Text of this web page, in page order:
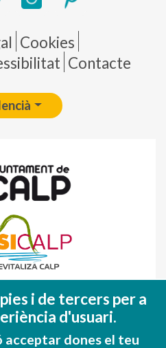
Pie de página
Cookies
Contacte
EUROPA
i de tercers per a
d'usuari.
acceptar dones el teu